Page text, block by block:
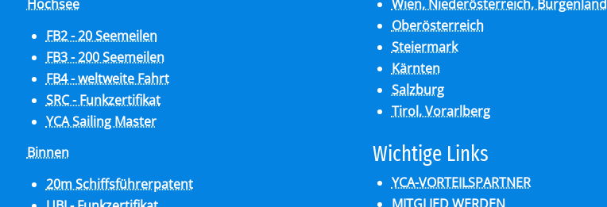
Hochsee
FB2 - 20 Seemeilen
FB3 - 200 Seemeilen
FB4 - weltweite Fahrt
SRC - Funkzertifikat
YCA Sailing Master
Binnen
20m Schiffsführerpatent
Wien, Niederösterreich, Burgenland
Oberösterreich
Steiermark
Kärnten
Salzburg
Tirol, Vorarlberg
Wich­ti­ge Links
YCA-VORTEILSPARTNER